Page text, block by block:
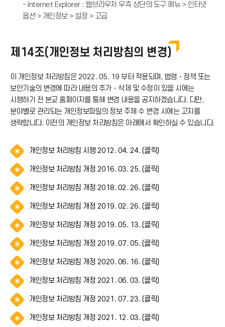
- Internet Explorer : 웹브라우저 우측 상단의 도구 메뉴 > 인터넷
옵션 > 개인정보 > 설정 > 고급
제14조(개인정보 처리방침의 변경)
이 개인정보 처리방침은 2022. 05. 19 부터 적용되며, 법령・정책 또는
보안기술의 변경에 따라 내용의 추가・삭제 및 수정이 있을 시에는
시행하기 전 본교 홈페이지를 통해 변경 내용을 공지하겠습니다. 다만,
분야별로 관리되는 개인정보파일의 정보 주체 수 변경 시에는 고지를
생략합니다. 이전의 개인정보 처리방침은 아래에서 확인하실 수 있습니다.
개인정보 처리방침 시행 2012. 04. 24. (클릭)알
(
아
이
)
개인정보 처리방침 개정 2016. 03. 25. (클릭)알
(
아
이
)
개인정보 처리방침 개정 2018. 02. 26. (클릭)알
(
아
이
)
개인정보 처리방침 개정 2019. 02. 26. (클릭)알
(
아
이
)
개인정보 처리방침 개정 2019. 05. 13. (클릭)알
(
아
이
)
개인정보 처리방침 개정 2019. 07. 05. (클릭)알
(
아
이
)
개인정보 처리방침 개정 2020. 06. 16. (클릭)알
(
아
이
개인정보 처리방침 개정 2021. 06. 03. (클릭)알
(
아
개인정보 처리방침 개정 2021. 07. 23. (클릭)알
(
개인정보 처리방침 개정 2021. 12. 03. (클릭)알